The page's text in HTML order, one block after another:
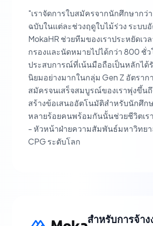
"เราจัดการใบสมัครจากนักศึกษากว่
ฉบับในแต่ละช่วงฤดูใบไม้ร่วง ระบบ
MokaHR ช่วยทีมของเราประหยัดเว
กรองและนัดหมายไปได้กว่า 800 ชั่ว
ประสบการณ์ที่เน้นมือถือเป็นหลักได้
นิยมอย่างมากในกลุ่ม Gen Z อัตราก
สมัครจนเสร็จสมบูรณ์ของเราพุ่งขึ้นถึ
สร้างข้อเสนออัตโนมัติสำหรับนักศึก
หลายร้อยคนพร้อมกันนั้นช่วยชีวิตเรา
- หัวหน้าฝ่ายความสัมพันธ์มหาวิทย
CPG ระดับโลก
สำหรับการจ้า